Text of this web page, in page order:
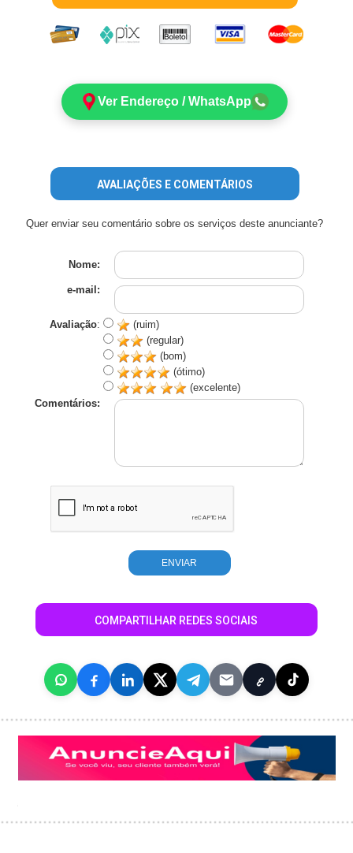
Ver Endereço / WhatsApp
AVALIAÇÕES E COMENTÁRIOS
Quer enviar seu comentário sobre os serviços deste anunciante?
Nome:
e-mail:
Avaliação:
(ruim)
(regular)
(bom)
(ótimo)
(excelente)
Comentários:
COMPARTILHAR REDES SOCIAIS